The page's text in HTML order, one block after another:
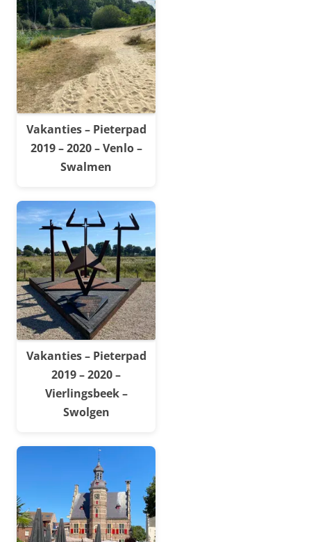
Vakanties – Pieterpad
2019 – 2020 – Venlo –
Swalmen
Vakanties – Pieterpad
2019 – 2020 –
Vierlingsbeek –
Swolgen